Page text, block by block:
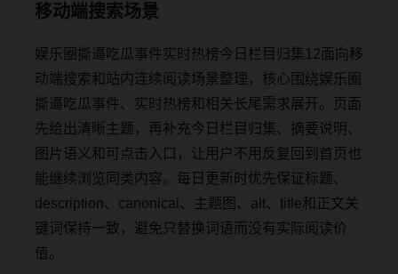
移动端搜索场景
娱乐圈撕逼吃瓜事件实时热榜今日栏目归集12面向移
动端搜索和站内连续阅读场景整理，核心围绕娱乐圈
撕逼吃瓜事件、实时热榜和相关长尾需求展开。页面
先给出清晰主题，再补充今日栏目归集、摘要说明、
图片语义和可点击入口，让用户不用反复回到首页也
能继续浏览同类内容。每日更新时优先保证标题、
description、canonical、主题图、alt、title和正文关
键词保持一致，避免只替换词语而没有实际阅读价
值。